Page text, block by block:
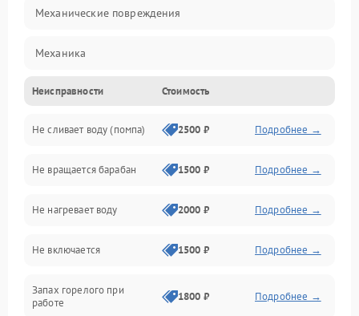
Механические повреждения
Механика
Электропитание
Водоснабжение
Слив
Программное обеспечение
Неисправности Стоимость
Не сливает воду (помпа) 2500 ₽ Подробнее →
Не вращается барабан 1500 ₽ Подробнее →
Не нагревает воду 2000 ₽ Подробнее →
Не включается 1500 ₽ Подробнее →
Запах горелого при
работе
1800 ₽ Подробнее →